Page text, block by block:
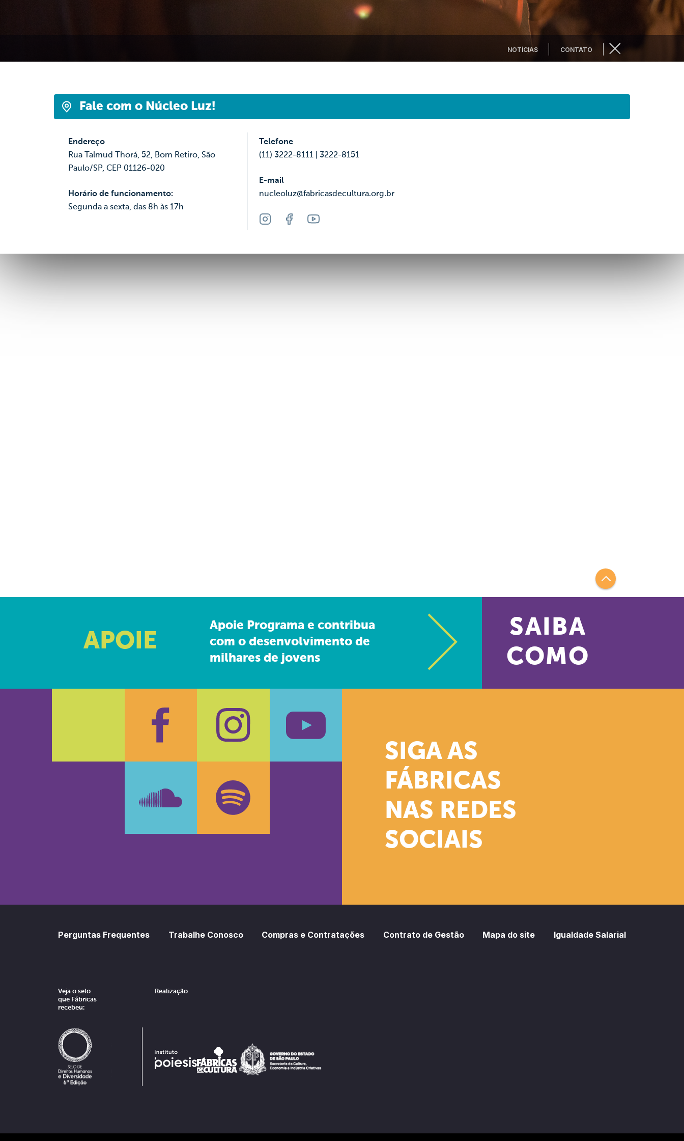
NOTÍCIAS CONTATO
Fale com o Núcleo Luz!
Endere​ço
Rua Talmud Thorá, 52, Bom Retiro, São
Paulo/SP, CEP 01126-020
Horário de funcionamento:
Segunda a sexta, das 8h às 17h
Telefone
(11) 3222-8111 | 3222-8151
E-mail
nucleoluz@fabricasdecultura.org.br
InstagramFacebookYoutube
APOIE
Apoie Programa e contribua
com o desenvolvimento de
milhares de jovens
SAIBA
COMO
SIGA AS
FÁBRICAS
NAS REDES
SOCIAIS
FacebookInstagram
Perguntas Frequentes Trabalhe Conosco Compras e Contratações Contrato de Gestão Mapa do site Igualdade Salarial
Veja o selo
que Fábricas
recebeu:
Realização